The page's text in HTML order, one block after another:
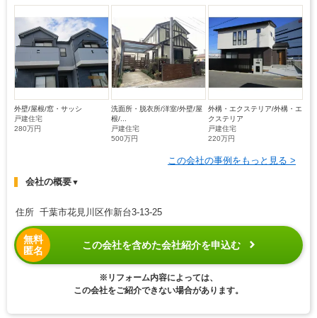
外壁/屋根/窓・サッシ
戸建住宅
280万円
洗面所・脱衣所/洋室/外壁/屋
根/...
戸建住宅
500万円
外構・エクステリア/外構・エ
クステリア
戸建住宅
220万円
この会社の事例をもっと見る >
会社の概要▼
住所 千葉市花見川区作新台3-13-25
無料
匿名
この会社を含めた会社紹介を申込む
※リフォーム内容によっては、
この会社をご紹介できない場合があります。